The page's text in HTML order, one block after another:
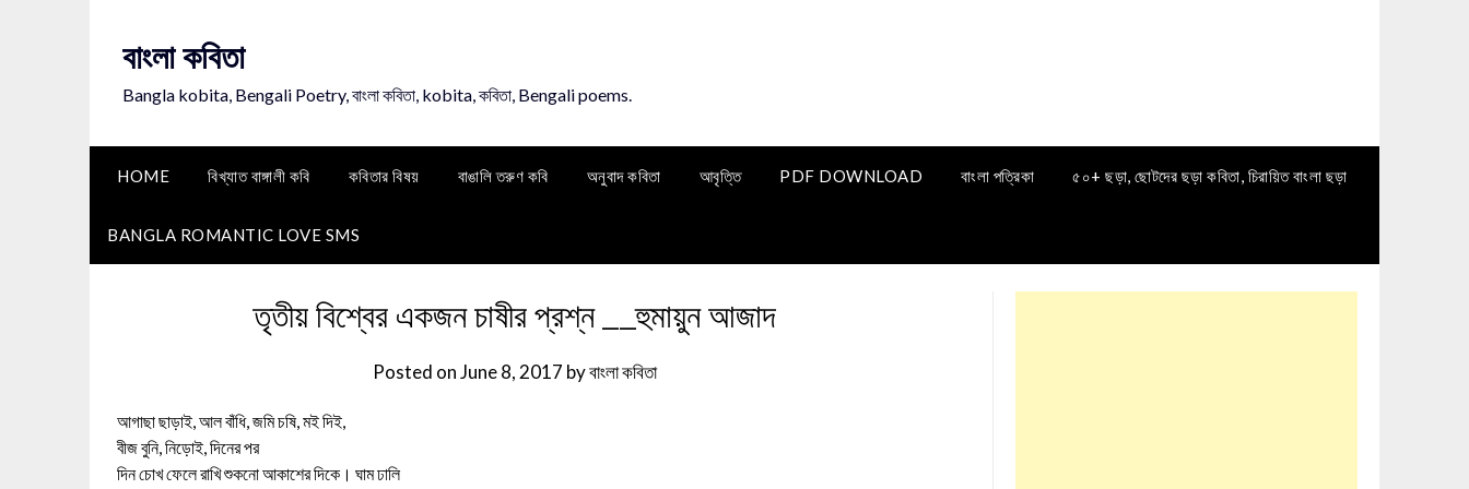
বাংলা কবিতা
Bangla kobita, Bengali Poetry, বাংলা কবিতা, kobita, কবিতা, Bengali poems.
HOME বিখ্যাত বাঙ্গালী কবি কবিতার বিষয় বাঙালি তরুণ কবি অনুবাদ কবিতা আবৃত্তি PDF DOWNLOAD বাংলা পত্রিকা ৫০+ ছড়া, ছোটদের ছড়া কবিতা, চিরায়িত বাংলা ছড়া
BANGLA ROMANTIC LOVE SMS
তৃতীয় বিশ্বের একজন চাষীর প্রশ্ন __হুমায়ুন আজাদ
Posted onJune 8, 2017 byবাংলা কবিতা
আগাছা ছাড়াই, আল বাঁধি, জমি চষি, মই দিই,
বীজ বুনি, নিড়োই, দিনের পর
দিন চোখ ফেলে রাখি শুকনো আকাশের দিকে। ঘাম ঢালি